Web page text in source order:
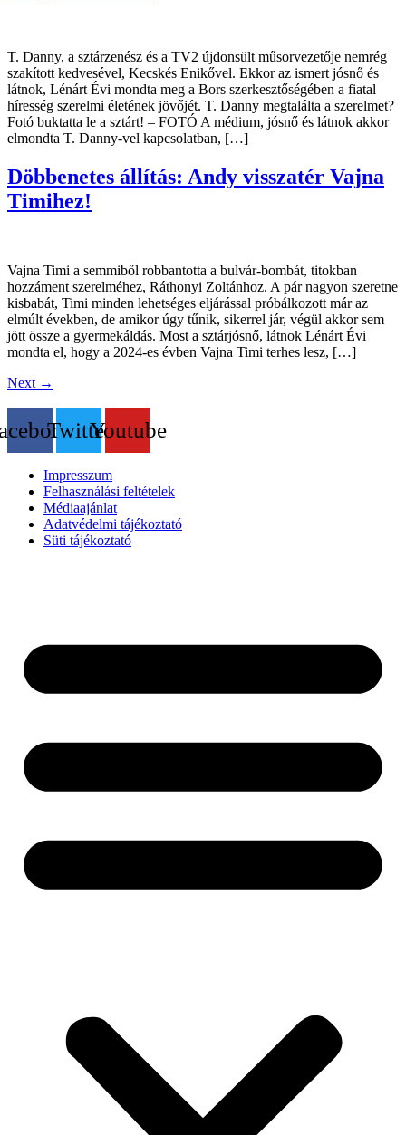
T. Danny, a sztárzenész és a TV2 újdonsült műsorvezetője nemrég
szakított kedvesével, Kecskés Enikővel. Ekkor az ismert jósnő és
látnok, Lénárt Évi mondta meg a Bors szerkesztőségében a fiatal
híresség szerelmi életének jövőjét. T. Danny megtalálta a szerelmet?
Fotó buktatta le a sztárt! – FOTÓ A médium, jósnő és látnok akkor
elmondta T. Danny-vel kapcsolatban, […]
Döbbenetes állítás: Andy visszatér Vajna
Timihez!
Vajna Timi a semmiből robbantotta a bulvár-bombát, titokban
hozzáment szerelméhez, Ráthonyi Zoltánhoz. A pár nagyon szeretne
kisbabát, Timi minden lehetséges eljárással próbálkozott már az
elmúlt években, de amikor úgy tűnik, sikerrel jár, végül akkor sem
jött össze a gyermekáldás. Most a sztárjósnő, látnok Lénárt Évi
mondta el, hogy a 2024-es évben Vajna Timi terhes lesz, […]
Next →
TwitterYoutube
Impresszum
Felhasználási feltételek
Médiaajánlat
Adatvédelmi tájékoztató
Süti tájékoztató